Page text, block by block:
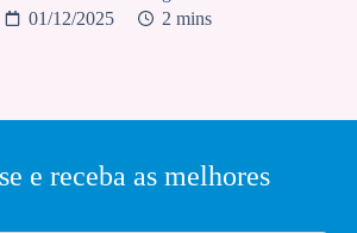
01/12/2025
2 mins
e receba as melhores